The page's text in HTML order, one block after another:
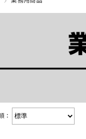
：